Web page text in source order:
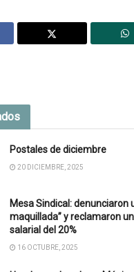
Postales de diciembre
20 DICIEMBRE, 2025
Mesa Sindical: denunciaron
maquillada” y reclamaron
salarial del 20%
16 OCTUBRE, 2025